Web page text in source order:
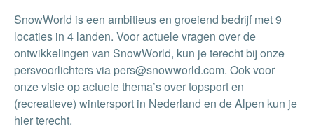
SnowWorld is een ambitieus en groeiend bedrijf met 9
locaties in 4 landen. Voor actuele vragen over de
ontwikkelingen van SnowWorld, kun je terecht bij onze
persvoorlichters via pers@snowworld.com. Ook voor
onze visie op actuele thema’s over topsport en
(recreatieve) wintersport in Nederland en de Alpen kun je
hier terecht.